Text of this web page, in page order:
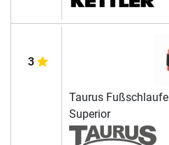
3
Taurus Fußschlaufe
Superior